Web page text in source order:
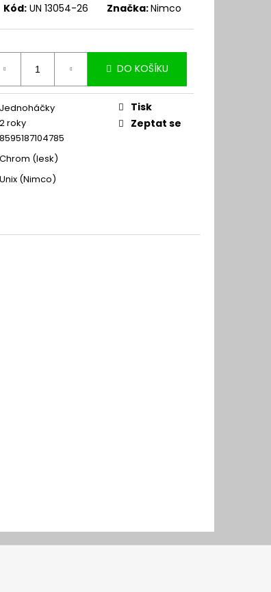
Kód: UN 13054-26 Značka:Nimco
DO KOŠÍKU
Jednoháčky
2 roky
8595187104785
Chrom (lesk)
Unix (Nimco)
Tisk
Zeptat se